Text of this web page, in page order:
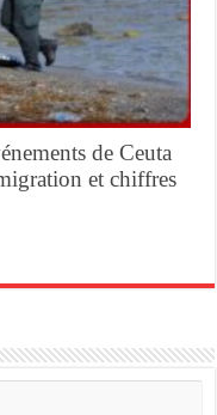
de Ceuta
et chiffres